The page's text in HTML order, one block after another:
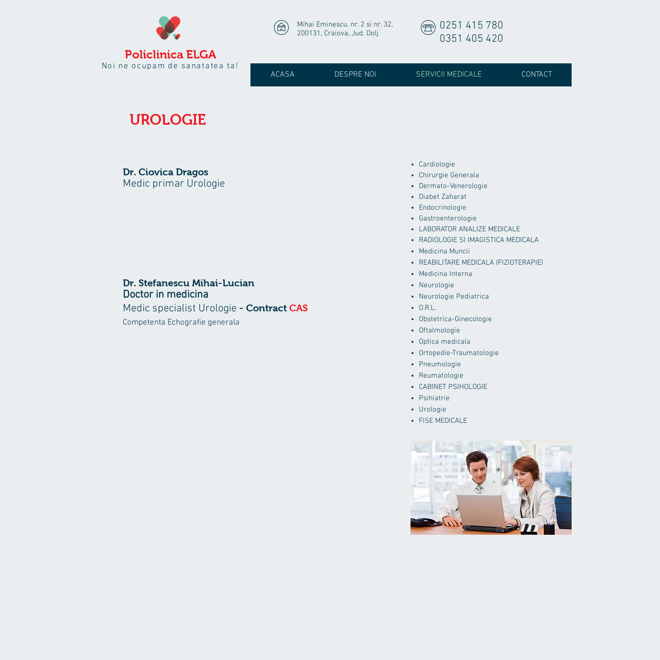
Policlinica ELGA
Noi ne ocupam de sanatatea ta!
Mihai Eminescu, nr. 2 si nr. 32,
200131, Craiova, Jud. Dolj
0251 415 780
0351 405 420
ACASA DESPRE NOI SERVICII MEDICALE CONTACT
Dr. Ciovica Dragos
Medic primar Urologie
UROLOGIE
Cardiologie
Chirurgie Generala
Dermato-Venerologie
Diabet Zaharat
Endocrinologie
Gastroenterologie
LABORATOR ANALIZE MEDICALE
RADIOLOGIE SI IMAGISTICA MEDICALA
Medicina Muncii
REABILITARE MEDICALA (FIZIOTERAPIE)
Medicina Interna
Neurologie
Neurologie Pediatrica
O.R.L.
Obstetrica-Ginecologie
Oftalmologie
Optica medicala
Ortopedie-Traumatologie
Pneumologie
Reumatologie
CABINET PSIHOLOGIE
Psihiatrie
Urologie
FISE MEDICALE
Dr. Stefanescu Mihai-Lucian
Doctor in medicina
Medic specialist Urologie - Contract CAS
Competenta Echografie generala